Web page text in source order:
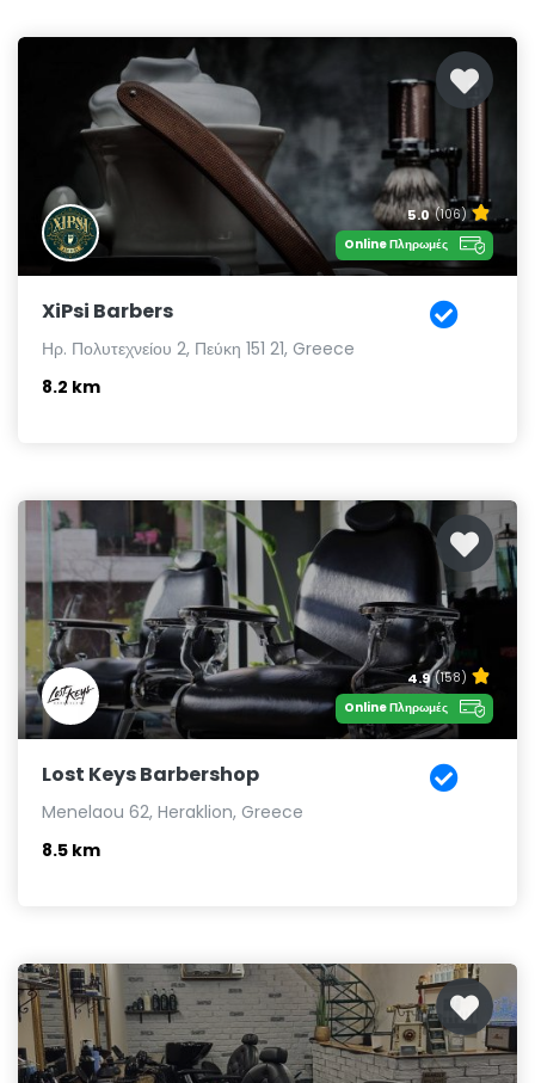
5.0 (106)
Online Πληρωμές
XiPsi Barbers
Ηρ. Πολυτεχνείου 2, Πεύκη 151 21, Greece
8.2 km
4.9 (158)
Online Πληρωμές
Lost Keys Barbershop
Menelaou 62, Heraklion, Greece
8.5 km